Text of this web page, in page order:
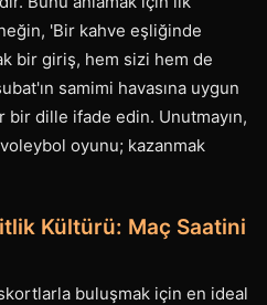
'Bir kahve eşliğinde
bir giriş, hem sizi hem de
samimi havasına uygun
dille ifade edin. Unutmayın,
oyunu; kazanmak
Kültürü: Maç Saatini
buluşmak için en ideal